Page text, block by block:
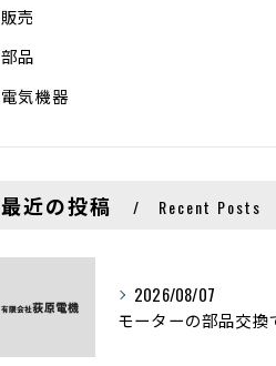
販売
部品
電気機器
最近の投稿 Recent Posts
2026/08/07